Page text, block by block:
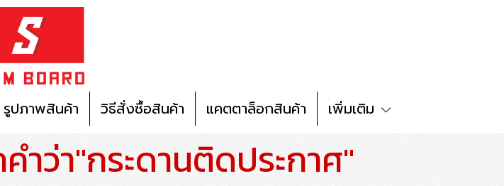
รูปภาพสินค้า วิธีสั่งซื้อสินค้า แคตตาล็อกสินค้า เพิ่มเติม
ำว่า"กระดานติดประกาศ"